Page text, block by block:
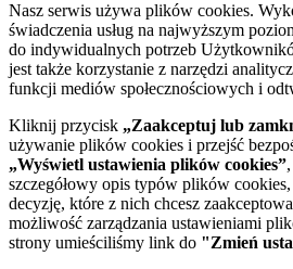
Nasz serwis używa plików cookies.
świadczenia usług na najwyższym
do indywidualnych potrzeb
jest także korzystanie z narzędzi
funkcji mediów społecznościowych i
Kliknij przycisk „Zaakceptuj lub
używanie plików cookies i przejść
„Wyświetl ustawienia plików cookies”
szczegółowy opis typów plików cookies,
decyzję, które z nich chcesz
możliwość zarządzania ustawieniami
strony umieściliśmy link do "Zmień